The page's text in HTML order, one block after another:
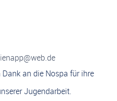
Dank an die Nospa für ihre
Jugendarbeit.